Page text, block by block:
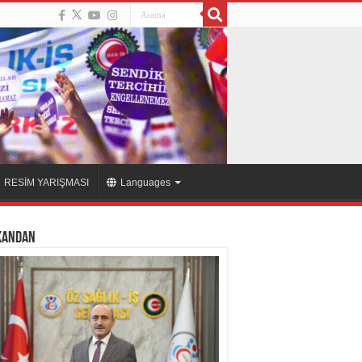
RESİM YARIŞMASI Languages